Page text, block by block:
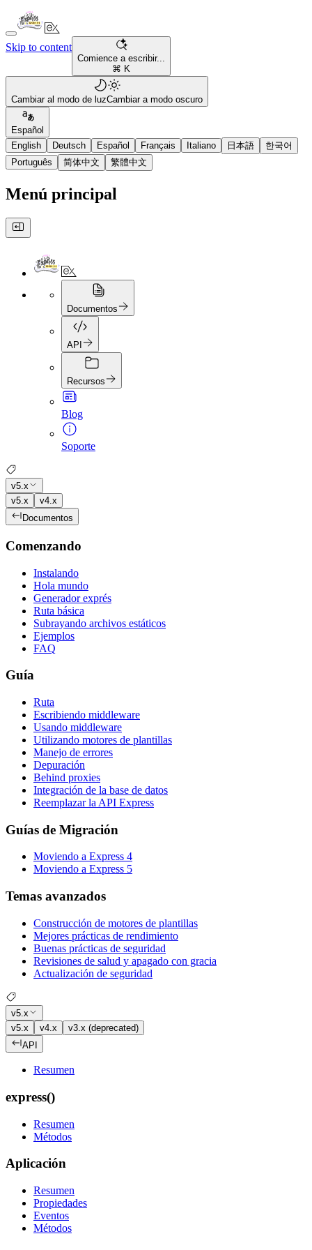
Skip to content
Comience a escribir...
⌘ K
Cambiar al modo de luzCambiar a modo oscuro
Español
English
Deutsch Español Français Italiano 日本語
한국어
Português
简体中文 繁體中文
Menú principal
Documentos
API
Recursos
Blog
Soporte
v5.x
v5.x
v4.x
Documentos
Comenzando
Instalando
Hola mundo
Generador exprés
Ruta básica
Subrayando archivos estáticos
Ejemplos
FAQ
Guía
Ruta
Escribiendo middleware
Usando middleware
Utilizando motores de plantillas
Manejo de errores
Depuración
Behind proxies
Integración de la base de datos
Reemplazar la API Express
Guías de Migración
Moviendo a Express 4
Moviendo a Express 5
Temas avanzados
Construcción de motores de plantillas
Mejores prácticas de rendimiento
Buenas prácticas de seguridad
Revisiones de salud y apagado con gracia
Actualización de seguridad
v5.x
v5.x
v4.x
v3.x (deprecated)
API
Resumen
express()
Resumen
Métodos
Aplicación
Resumen
Propiedades
Eventos
Métodos